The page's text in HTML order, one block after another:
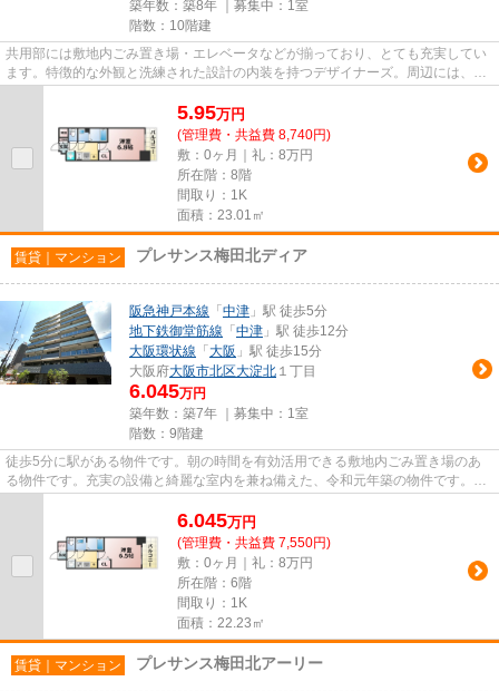
築年数：築8年 ｜募集中： 1室
階数：10階建
共用部には敷地内ごみ置き場・エレベータなどが揃っており、とても充実してい
ます。特徴的な外観と洗練された設計の内装を持つデザイナーズ。周辺には、徒
5.95万円
(管理費・共益費 8,740円)
敷：0ヶ月｜礼：8万円
所在階：8階
間取り：1K
面積：23.01㎡
賃貸｜マンション プレサンス梅田北ディア
阪急神戸本線 「 中津 」駅 徒歩5分
地下鉄御堂筋線 「 中津 」駅 徒歩12分
大阪環状線 「 大阪 」駅 徒歩15分
大阪府大阪市北区大淀北 １丁目
6.045万円
築年数：築7年 ｜募集中： 1室
階数：9階建
徒歩5分に駅がある物件です。朝の時間を有効活用できる敷地内ごみ置き場のあ
る物件です。充実の設備と綺麗な室内を兼ね備えた、令和元年築の物件です。こ
6.045万円
(管理費・共益費 7,550円)
敷：0ヶ月｜礼：8万円
所在階：6階
間取り：1K
面積：22.23㎡
賃貸｜マンション プレサンス梅田北アーリー